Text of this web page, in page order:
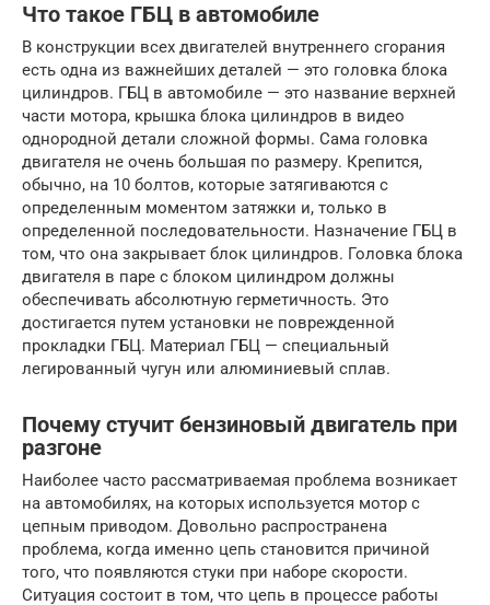
Что такое ГБЦ в автомобиле
В конструкции всех двигателей внутреннего сгорания
есть одна из важнейших деталей — это головка блока
цилиндров. ГБЦ в автомобиле — это название верхней
части мотора, крышка блока цилиндров в видео
однородной детали сложной формы. Сама головка
двигателя не очень большая по размеру. Крепится,
обычно, на 10 болтов, которые затягиваются с
определенным моментом затяжки и, только в
определенной последовательности. Назначение ГБЦ в
том, что она закрывает блок цилиндров. Головка блока
двигателя в паре с блоком цилиндром должны
обеспечивать абсолютную герметичность. Это
достигается путем установки не поврежденной
прокладки ГБЦ. Материал ГБЦ — специальный
легированный чугун или алюминиевый сплав.
Почему стучит бензиновый двигатель при
разгоне
Наиболее часто рассматриваемая проблема возникает
на автомобилях, на которых используется мотор с
цепным приводом. Довольно распространена
проблема, когда именно цепь становится причиной
того, что появляются стуки при наборе скорости.
Ситуация состоит в том, что цепь в процессе работы